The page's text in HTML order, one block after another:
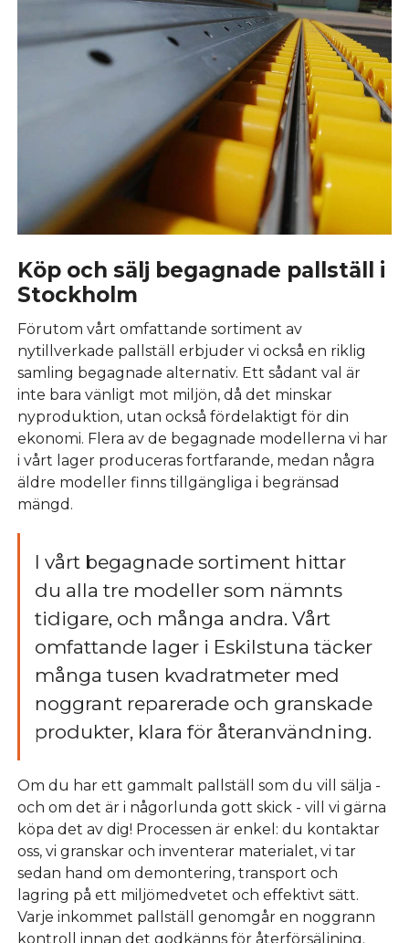
Köp och sälj begagnade pallställ i
Stockholm
Förutom vårt omfattande sortiment av
nytillverkade pallställ erbjuder vi också en riklig
samling begagnade alternativ. Ett sådant val är
inte bara vänligt mot miljön, då det minskar
nyproduktion, utan också fördelaktigt för din
ekonomi. Flera av de begagnade modellerna vi har
i vårt lager produceras fortfarande, medan några
äldre modeller finns tillgängliga i begränsad
mängd.
I vårt begagnade sortiment hittar
du alla tre modeller som nämnts
tidigare, och många andra. Vårt
omfattande lager i Eskilstuna täcker
många tusen kvadratmeter med
noggrant reparerade och granskade
produkter, klara för återanvändning.
Om du har ett gammalt pallställ som du vill sälja -
och om det är i någorlunda gott skick - vill vi gärna
köpa det av dig! Processen är enkel: du kontaktar
oss, vi granskar och inventerar materialet, vi tar
sedan hand om demontering, transport och
lagring på ett miljömedvetet och effektivt sätt.
Varje inkommet pallställ genomgår en noggrann
kontroll innan det godkänns för återförsäljning.